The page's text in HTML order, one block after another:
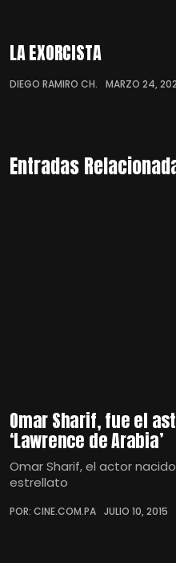
LA EXORCISTA
DIEGO RAMIRO CH. MARZO 24,
Entradas
Omar Sharif, fue el
‘Lawrence de Arabia’
Omar Sharif, el actor
estrellato
POR: CINE.COM.PA JULIO 10, 2015